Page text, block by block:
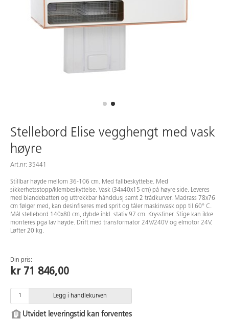
Kampanjer/kataloger
Stellebord Elise vegghengt med vask
høyre
Art.nr: 35441
Stillbar høyde mellom 36-106 cm. Med fallbeskyttelse. Med
sikkerhetsstopp/klembeskyttelse. Vask (34x40x15 cm) på høyre side. Leveres
med blandebatteri og uttrekkbar hånddusj samt 2 trådkurver. Madrass 78x76
cm følger med, kan desinfiseres med sprit og tåler maskinvask opp til 60° C.
Mål stellebord 140x80 cm, dybde inkl. stativ 97 cm. Kryssfiner. Stige kan ikke
monteres pga lav høyde. Drift med transformator 24V/240V og elmotor 24V.
Løfter 20 kg.
Din pris:
kr 71 846,00
Legg i handlekurven
Utvidet leveringstid kan forventes